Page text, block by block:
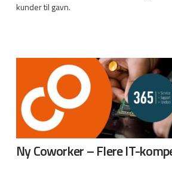
kunder til gavn.
Ny Coworker – Flere IT-